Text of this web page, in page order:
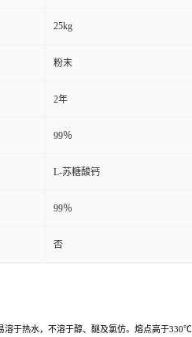
25kg
粉末
2年
99％
L-苏糖酸钙
99％
否
于热水，不溶于醇、醚及氯仿。熔点高于